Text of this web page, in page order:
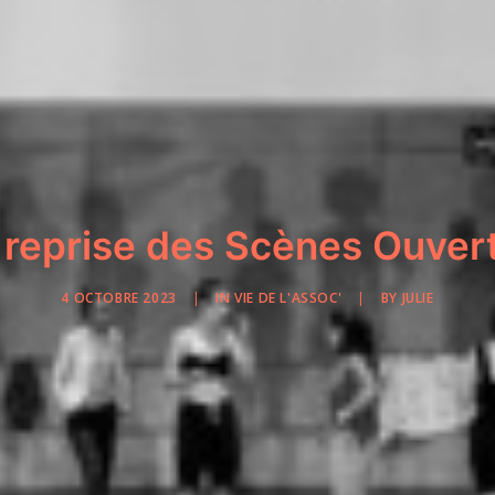
des Scènes
4 OCTOBRE 2023 | INVIE DE L'ASSOC' | BY JULIE